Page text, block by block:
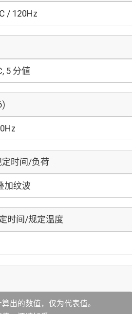
/ 120Hz
5 分値
时间/负荷
加纹波
时间/规定温度
出的数值，仅为代表值。